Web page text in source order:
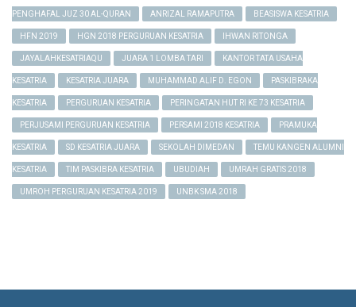
PENGHAFAL JUZ 30 AL-QURAN ANRIZAL RAMAPUTRA BEASISWA KESATRIA
HFN 2019 HGN 2018 PERGURUAN KESATRIA IHWAN RITONGA
JAYALAHKESATRIAQU JUARA 1 LOMBA TARI KANTOR TATA USAHA
KESATRIA KESATRIA JUARA MUHAMMAD ALIF D. EGON PASKIBRAKA
KESATRIA PERGURUAN KESATRIA PERINGATAN HUT RI KE 73 KESATRIA
PERJUSAMI PERGURUAN KESATRIA PERSAMI 2018 KESATRIA PRAMUKA
KESATRIA SD KESATRIA JUARA SEKOLAH DIMEDAN TEMU KANGEN ALUMNI
KESATRIA TIM PASKIBRA KESATRIA UBUDIAH UMRAH GRATIS 2018
UMROH PERGURUAN KESATRIA 2019 UNBK SMA 2018